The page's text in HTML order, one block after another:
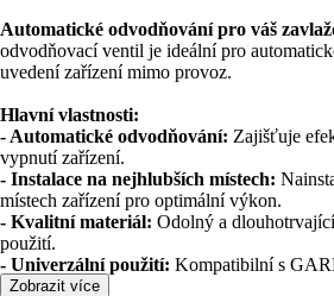
Automatické odvodňování pro váš
odvodňovací ventil je ideální pro
uvedení zařízení mimo provoz.
Hlavní vlastnosti:
- Automatické odvodňování: Zajišťuje
vypnutí zařízení.
- Instalace na nejhlubších místech:
místech zařízení pro optimální výkon.
- Kvalitní materiál: Odolný a
použití.
- Univerzální použití: Kompatibilní s
Zobrazit více